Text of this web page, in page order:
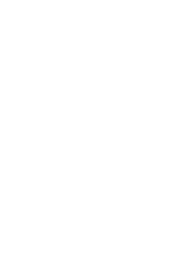
el
y es
hay
pero
y
Pero